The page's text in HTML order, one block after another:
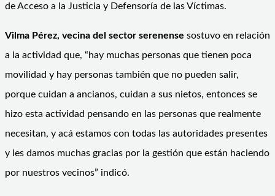
de Acceso a la Justicia y Defensoría de las Víctimas.
Vilma Pérez, vecina del sector serenense sostuvo en relación
a la actividad que, “hay muchas personas que tienen poca
movilidad y hay personas también que no pueden salir,
porque cuidan a ancianos, cuidan a sus nietos, entonces se
hizo esta actividad pensando en las personas que realmente
necesitan, y acá estamos con todas las autoridades presentes
y les damos muchas gracias por la gestión que están haciendo
por nuestros vecinos” indicó.